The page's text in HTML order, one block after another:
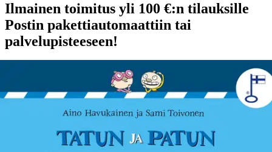
Ilmainen toimitus yli 100 €:n tilauksille
Postin pakettiautomaattiin tai
palvelupisteeseen!
Etu ei koske Suuri‑lisäpalvelulla toimitettavia tuotteita.
Tarkista myymäläsaatavuus